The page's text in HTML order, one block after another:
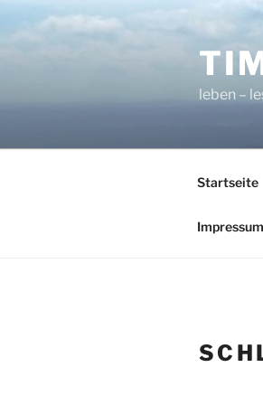
leben –
Startseite